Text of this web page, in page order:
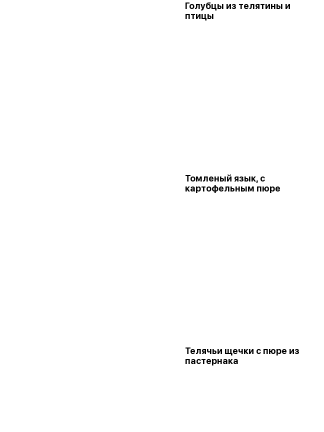
Голубцы из телятины и
птицы
Томленый язык, с
картофельным пюре
Телячьи щечки с пюре из
пастернака